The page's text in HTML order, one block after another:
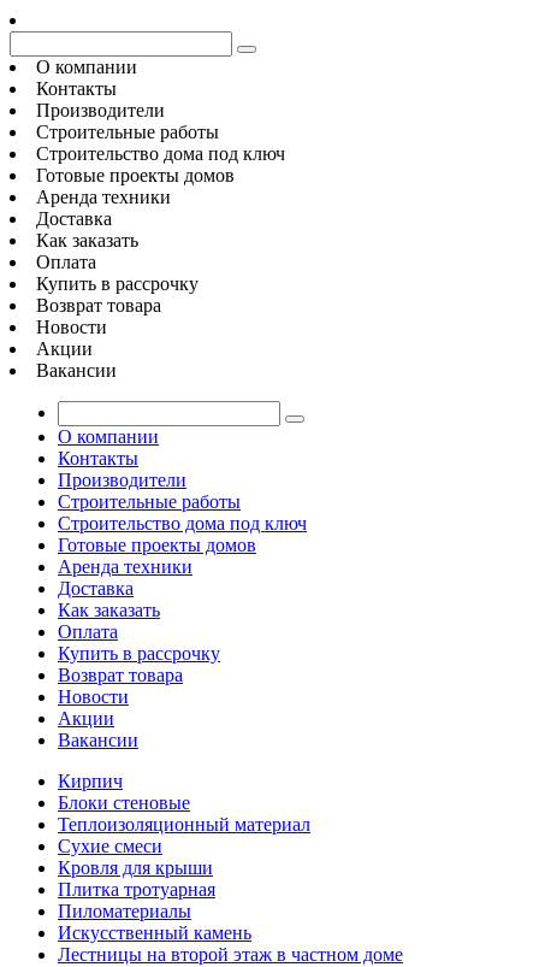
О компании
Контакты
Производители
Строительные работы
Строительство дома под ключ
Готовые проекты домов
Аренда техники
Доставка
Как заказать
Оплата
Купить в рассрочку
Возврат товара
Новости
Акции
Вакансии
О компании
Контакты
Производители
Строительные работы
Строительство дома под ключ
Готовые проекты домов
Аренда техники
Доставка
Как заказать
Оплата
Купить в рассрочку
Возврат товара
Новости
Акции
Вакансии
Кирпич
Блоки стеновые
Теплоизоляционный материал
Сухие смеси
Кровля для крыши
Плитка тротуарная
Пиломатериалы
Искусственный камень
Лестницы на второй этаж в частном доме